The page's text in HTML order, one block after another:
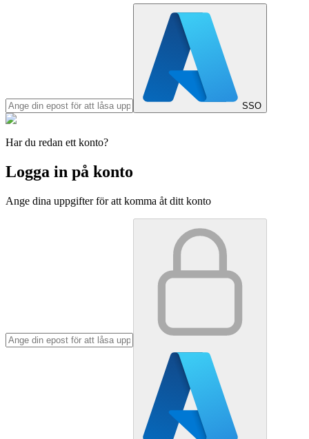
SSO
Har du redan ett konto?
Logga in på konto
Ange dina uppgifter för att komma åt ditt konto